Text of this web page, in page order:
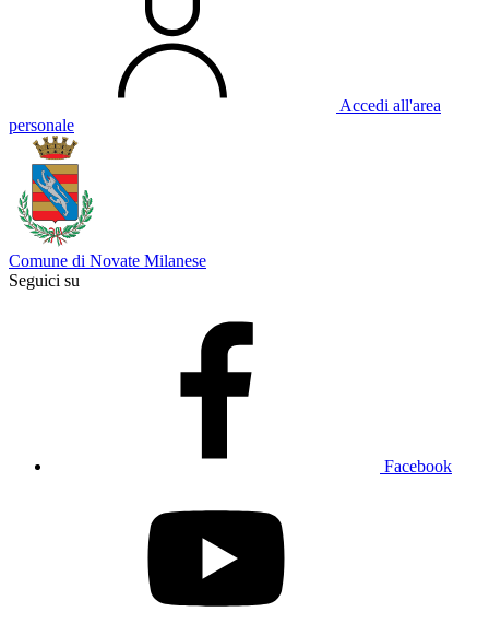
Accedi all'area
personale
Comune di Novate Milanese
Seguici su
Facebook